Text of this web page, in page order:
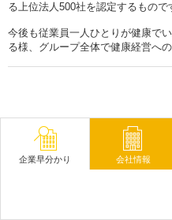
る上位法人500社を認定するもので
今後も従業員一人ひとりが健康で
る様、グループ全体で健康経営へ
企業早分かり 会社情報